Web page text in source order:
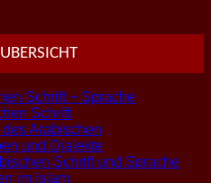
Schrift + Sprache
Schrift
Arabischen
und Dialekte
Schrift und Sprache
im Islam